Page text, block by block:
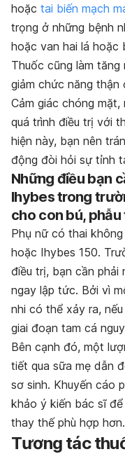
hoặc tai biến mạch
trọng ở những bệnh
hoặc van hai lá hoặc
Thuốc cũng làm
giảm chức năng thận
Cảm giác chóng
quá trình điều trị với
hiện này, bạn nên
động đòi hỏi sự tỉnh
Những điều bạn
Ihybes trong
cho con bú,
Phụ nữ có thai
hoặc Ihybes 150.
điều trị, bạn cần phải
ngay lập tức. Bởi vì
nhi có thể xảy ra,
giai đoạn tam cá
Bên cạnh đó, một
tiết qua sữa mẹ dẫn
sơ sinh. Khuyến cáo
khảo ý kiến bác sĩ
thay thế phù hợp hơn.
Tương tác